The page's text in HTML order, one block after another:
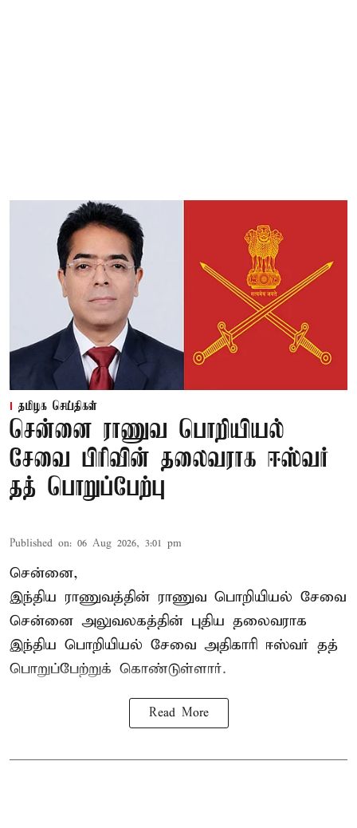
தமிழக செய்திகள்
சென்னை ராணுவ பொறியியல்
சேவை பிரிவின் தலைவராக ஈஸ்வர்
தத் பொறுப்பேற்பு
Published on: 06 Aug 2026, 3:01 pm
சென்னை,
இந்திய ராணுவத்தின் ராணுவ பொறியியல் சேவை
சென்னை அலுவலகத்தின் புதிய தலைவராக
இந்திய பொறியியல் சேவை அதிகாரி ஈஸ்வர் தத்
பொறுப்பேற்றுக் கொண்டுள்ளார்.
Read More